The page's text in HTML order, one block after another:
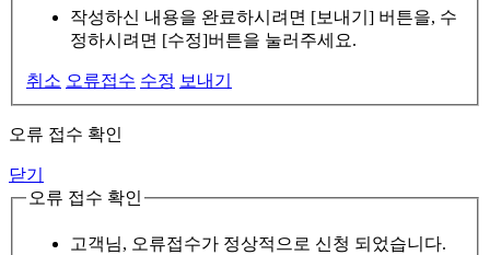
작성하신 내용을 완료하시려면 [보내기] 버튼을, 수
정하시려면 [수정]버튼을 눌러주세요.
취소 오류접수 수정 보내기
오류 접수 확인
닫기
오류 접수 확인
고객님, 오류접수가 정상적으로 신청 되었습니다.